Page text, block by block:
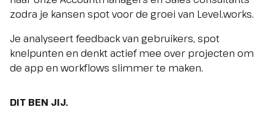
zodra je kansen spot voor de groei van Level.works.
Je analyseert feedback van gebruikers, spot
knelpunten en denkt actief mee over projecten om
de app en workflows slimmer te maken.
DIT BEN JIJ.